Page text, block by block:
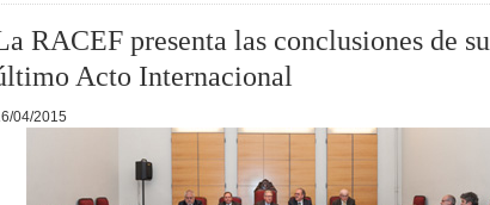
RACEF presenta las conclusiones de su
Acto Internacional
04/2015